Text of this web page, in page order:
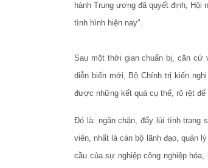
hành Trung ương đã quyết định,
tình hình hiện nay".
Sau một thời gian chuẩn bị, căn
diễn biến mới, Bộ Chính trị kiến
được những kết quả cụ thể, rõ rệt để
Đó là: ngăn chặn, đẩy lùi tình trạng
viên, nhất là cán bộ lãnh đạo, quản
cầu của sự nghiệp công nghiệp